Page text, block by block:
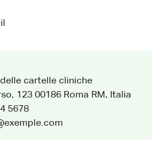
cartelle cliniche
123 00186 Roma RM, Italia
5678